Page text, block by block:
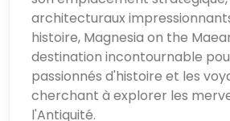
architecturaux
histoire, Magnesia on the
destination incontournable
passionnés d'histoire et les
cherchant à explorer les
l'Antiquité.